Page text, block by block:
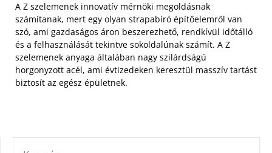
A Z szelemenek innovatív mérnöki megoldásnak
számítanak, mert egy olyan strapabíró építőelemről van
szó, ami gazdaságos áron beszerezhető, rendkívül időtálló
és a felhasználását tekintve sokoldalúnak számít. A Z
szelemenek anyaga általában nagy szilárdságú
horgonyzott acél, ami évtizedeken keresztül masszív tartást
biztosít az egész épületnek.